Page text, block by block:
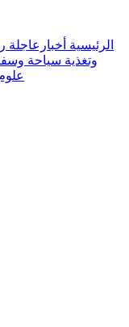
الرئيسية أخبارعاجلة
وتغذية سياحة